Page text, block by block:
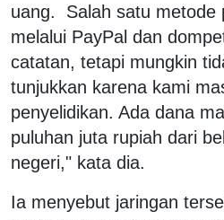
uang. Salah satu metode
melalui PayPal dan
catatan, tetapi mungkin
tunjukkan karena kami
penyelidikan. Ada dana
puluhan juta rupiah dari
negeri," kata dia.
Ia menyebut jaringan